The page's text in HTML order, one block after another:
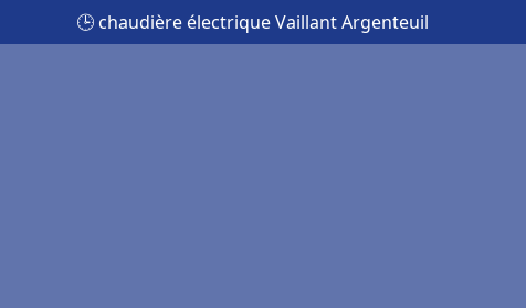
🕒 chaudière électrique Vaillant Argenteuil